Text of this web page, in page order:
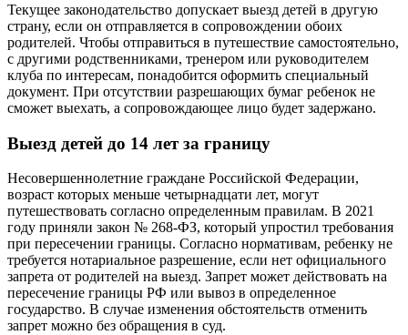
Текущее законодательство допускает выезд детей в другую
страну, если он отправляется в сопровождении обоих
родителей. Чтобы отправиться в путешествие самостоятельно,
с другими родственниками, тренером или руководителем
клуба по интересам, понадобится оформить специальный
документ. При отсутствии разрешающих бумаг ребенок не
сможет выехать, а сопровождающее лицо будет задержано.
Выезд детей до 14 лет за границу
Несовершеннолетние граждане Российской Федерации,
возраст которых меньше четырнадцати лет, могут
путешествовать согласно определенным правилам. В 2021
году приняли закон № 268-ФЗ, который упростил требования
при пересечении границы. Согласно нормативам, ребенку не
требуется нотариальное разрешение, если нет официального
запрета от родителей на выезд. Запрет может действовать на
пересечение границы РФ или вывоз в определенное
государство. В случае изменения обстоятельств отменить
запрет можно без обращения в суд.